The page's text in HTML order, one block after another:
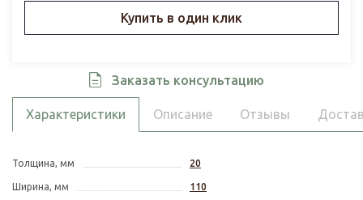
Купить в один клик
Заказать консультацию
Характеристики Описание Отзывы
Толщина, мм 20
Ширина, мм 110